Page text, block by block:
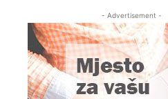
- Advertisement -